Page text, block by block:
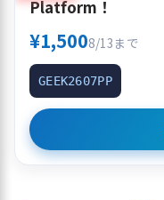
Platform！
¥1,5008/13まで
GEEK2607PP